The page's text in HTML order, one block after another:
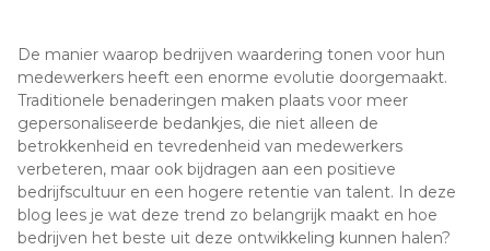
Offerte aanvragen
De manier waarop bedrijven waardering tonen voor hun
medewerkers heeft een enorme evolutie doorgemaakt.
Traditionele benaderingen maken plaats voor meer
gepersonaliseerde bedankjes, die niet alleen de
betrokkenheid en tevredenheid van medewerkers
verbeteren, maar ook bijdragen aan een positieve
bedrijfscultuur en een hogere retentie van talent. In deze
blog lees je wat deze trend zo belangrijk maakt en hoe
bedrijven het beste uit deze ontwikkeling kunnen halen?